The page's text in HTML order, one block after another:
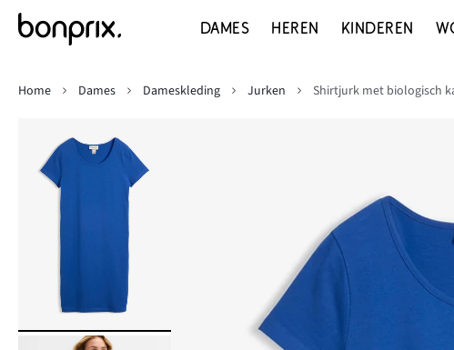
DAMES HEREN KINDEREN
Home
Dames Dameskleding Jurken Shirtjurk met biologisch